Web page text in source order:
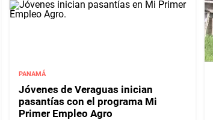
PANAMÁ
Jóvenes de Veraguas inician
pasantías con el programa Mi
Primer Empleo Agro